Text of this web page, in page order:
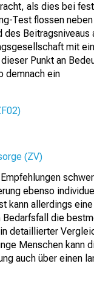
als dies bei
Test flossen
Beitragsniveaus
mit
Punkt an
demnach ein
(ZV)
ebenso
kann allerdings
die
detaillierter
Menschen kann
auch über einen